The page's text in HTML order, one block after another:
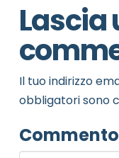
Lascia
Il tuo indirizzo
obbligatori sono
NOME